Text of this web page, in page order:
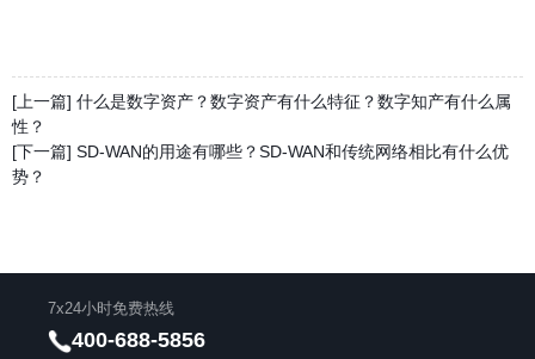
[上一篇] 什么是数字资产？数字资产有什么特征？数字知产有什么属
性？
[下一篇] SD-WAN的用途有哪些？SD-WAN和传统网络相比有什么优
势？
7x24小时免费热线
400-688-5856